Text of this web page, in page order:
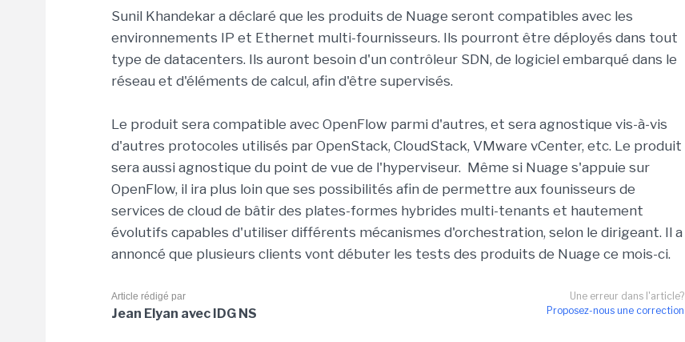
Sunil Khandekar a déclaré que les produits de Nuage seront compatibles avec les
environnements IP et Ethernet multi-fournisseurs. Ils pourront être déployés dans tout
type de datacenters. Ils auront besoin d'un contrôleur SDN, de logiciel embarqué dans le
réseau et d'éléments de calcul, afin d'être supervisés.
Le produit sera compatible avec OpenFlow parmi d'autres, et sera agnostique vis-à-vis
d'autres protocoles utilisés par OpenStack, CloudStack, VMware vCenter, etc. Le produit
sera aussi agnostique du point de vue de l'hyperviseur. Même si Nuage s'appuie sur
OpenFlow, il ira plus loin que ses possibilités afin de permettre aux founisseurs de
services de cloud de bâtir des plates-formes hybrides multi-tenants et hautement
évolutifs capables d'utiliser différents mécanismes d'orchestration, selon le dirigeant. Il a
annoncé que plusieurs clients vont débuter les tests des produits de Nuage ce mois-ci.
Une erreur dans l'article?
Proposez-nous une correction
Article rédigé par
Jean Elyan avec IDG NS